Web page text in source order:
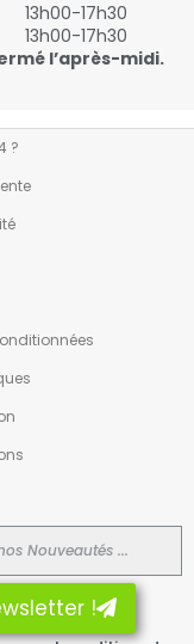
13h00-17h30
13h00-17h30
l’après-midi.
?
!